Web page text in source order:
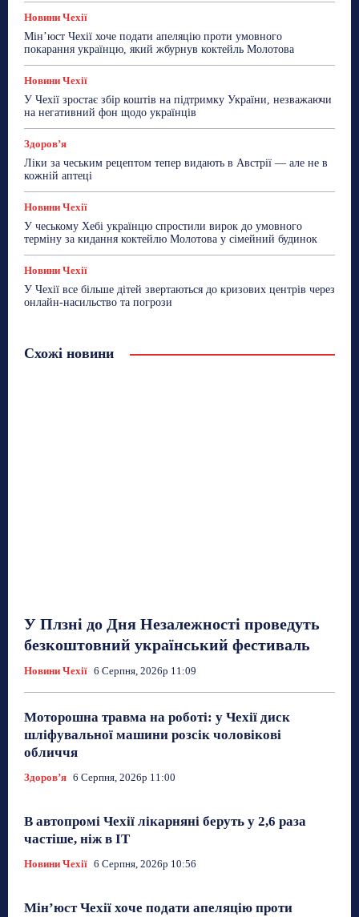
Новини Чехії
Мін’юст Чехії хоче подати апеляцію проти умовного
покарання українцю, який жбурнув коктейль Молотова
Новини Чехії
У Чехії зростає збір коштів на підтримку України, незважаючи
на негативний фон щодо українців
Здоровʼя
Ліки за чеським рецептом тепер видають в Австрії — але не в
кожній аптеці
Новини Чехії
У чеському Хебі українцю спростили вирок до умовного
терміну за кидання коктейлю Молотова у сімейний будинок
Новини Чехії
У Чехії все більше дітей звертаються до кризових центрів через
онлайн-насильство та погрози
Схожі новини
У Плзні до Дня Незалежності проведуть
безкоштовний український фестиваль
Новини Чехії 6 Серпня, 2026р 11:09
Моторошна травма на роботі: у Чехії диск
шліфувальної машини розсік чоловікові
обличчя
Здоровʼя 6 Серпня, 2026р 11:00
В автопромі Чехії лікарняні беруть у 2,6 раза
частіше, ніж в ІТ
Новини Чехії 6 Серпня, 2026р 10:56
Мін’юст Чехії хоче подати апеляцію проти